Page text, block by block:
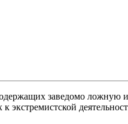
заведомо ложную
экстремистской